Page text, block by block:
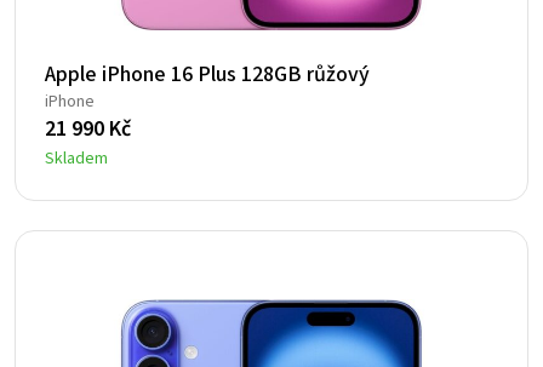
Apple iPhone 16 Plus 128GB růžový
iPhone
21 990 Kč
Skladem